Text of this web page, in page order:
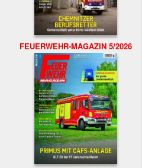
FEUERWEHR-MAGAZIN 5/2026